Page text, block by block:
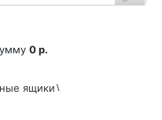
0 р.
ящики